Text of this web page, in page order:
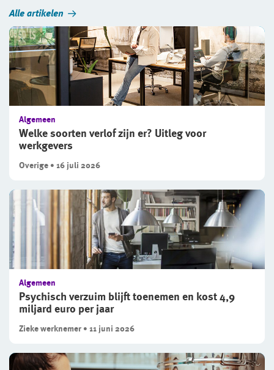
Alle artikelen
Welke soorten verlof zijn er? Uitleg voor
werkgevers
Algemeen
Overige • 16 juli 2026
Psychisch verzuim blijft toenemen en kost 4,9
miljard euro per jaar
Algemeen
Zieke werknemer • 11 juni 2026